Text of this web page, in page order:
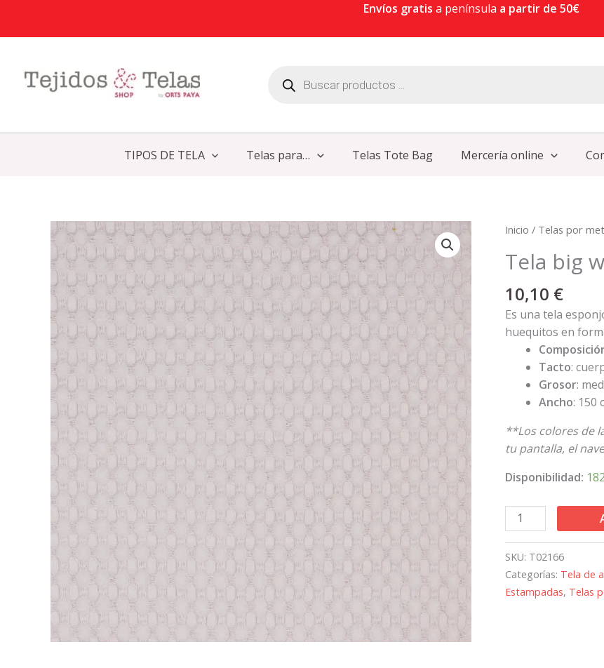
Envíos gratis a península a partir de 50€
TIPOS DE TELA Telas para… Telas Tote Bag Mercería online
Inicio / Telas por
Tela big
10,10 €
Es una tela
huequitos en
Tacto:
Grosor:
Ancho: 150
**Los colores de
tu pantalla, el
Disponibilidad:
Tela
waffle
algodón
malva
cantidad
SKU: T02166
Categorías: Tela de
Estampadas, Telas